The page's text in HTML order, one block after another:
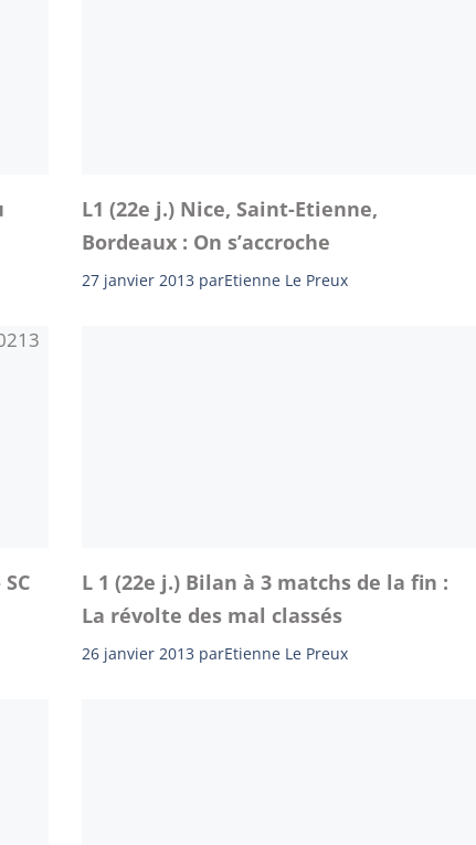
L1 (22e j.) Nice, Saint-Etienne,
Bordeaux : On s’accroche
27 janvier 2013 parEtienne Le Preux
L 1 (22e j.) Bilan à 3 matchs de la fin :
La révolte des mal classés
26 janvier 2013 parEtienne Le Preux